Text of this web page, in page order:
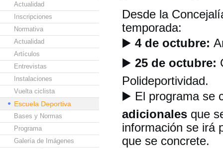
Actualidad
Inscripciones
Normativa
Actualidad
Artículos
Entrevistas
Instalaciones
Vuelta ciclista
Escuela Deportiva
Bases y Normas
Programa
Galería de Imágenes
Desde la
temporada:
▶️ 4 de octubre:
▶️ 25 de octubre:
Polideportividad.
▶️ El programa se
adicionales que
información se irá
que se concrete.